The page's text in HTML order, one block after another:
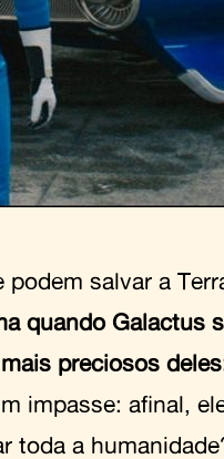
salvar a
quando Galactus
preciosos
impasse: afinal,
toda a